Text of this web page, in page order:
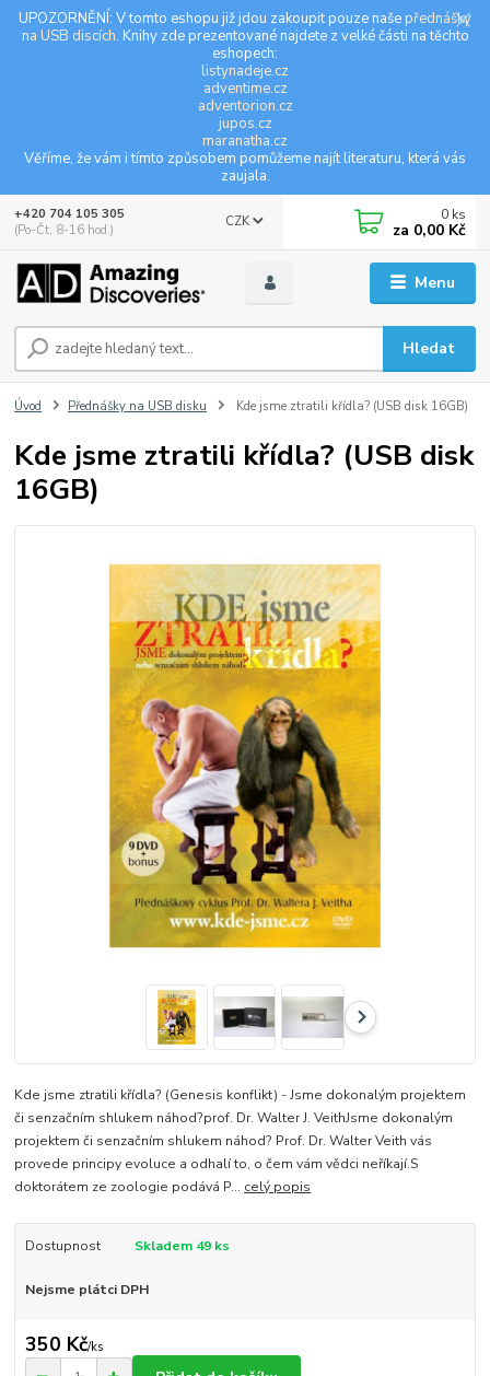
UPOZORNĚNÍ: V tomto eshopu již jdou zakoupit pouze naše přednášky
na USB discích. Knihy zde prezentované najdete z velké části na těchto
eshopech:
listynadeje.cz
adventime.cz
adventorion.cz
jupos.cz
maranatha.cz
Věříme, že vám i tímto způsobem pomůžeme najít literaturu, která vás
zaujala.
Menu
CZK
Hledat
+420 704 105 305
(Po-Čt, 8-16 hod.)
0 ks
za 0,00 Kč
Úvod Přednášky na USB disku Kde jsme ztratili křídla? (USB disk 16GB)
Kde jsme ztratili křídla? (USB disk
16GB)
Kde jsme ztratili křídla? (Genesis konflikt) - Jsme dokonalým projektem
či senzačním shlukem náhod?prof. Dr. Walter J. VeithJsme dokonalým
projektem či senzačním shlukem náhod? Prof. Dr. Walter Veith vás
provede principy evoluce a odhalí to, o čem vám vědci neříkají.S
doktorátem ze zoologie podává P... celý popis
Dostupnost Skladem 49 ks
Nejsme plátci DPH
350 Kč/ks